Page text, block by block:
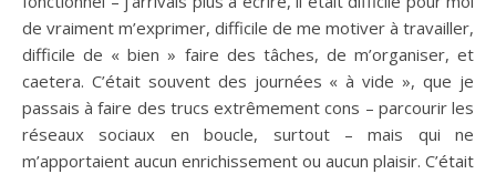
de vraiment m’exprimer, difficile de me motiver à travailler,
difficile de « bien » faire des tâches, de m’organiser, et
caetera. C’était souvent des journées « à vide », que je
passais à faire des trucs extrêmement cons – parcourir les
réseaux sociaux en boucle, surtout – mais qui ne
m’apportaient aucun enrichissement ou aucun plaisir. C’était